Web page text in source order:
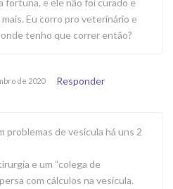
fortuna, e ele não foi curado e
Eu corro pro veterinário e
tenho que correr então?
de 2020 Responder
problemas de vesícula há uns 2
e um “colega de
com cálculos na vesícula.